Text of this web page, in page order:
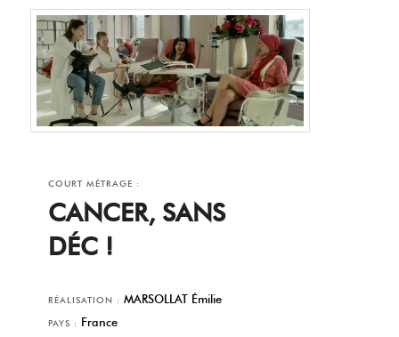
COURT MÉTRAGE :
CANCER, SANS
DÉC !
RÉALISATION : MARSOLLAT Émilie
PAYS : France